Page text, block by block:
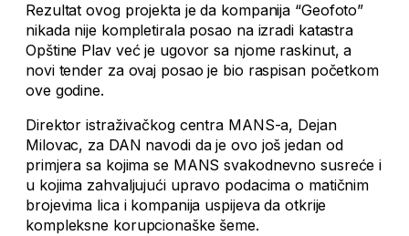
Rezultat ovog projekta je da kompanija “Geofoto”
nikada nije kompletirala posao na izradi katastra
Opštine Plav već je ugovor sa njome raskinut, a
novi tender za ovaj posao je bio raspisan početkom
ove godine.
Direktor istraživačkog centra MANS-a, Dejan
Milovac, za DAN navodi da je ovo još jedan od
primjera sa kojima se MANS svakodnevno susreće i
u kojima zahvaljujući upravo podacima o matičnim
brojevima lica i kompanija uspijeva da otkrije
kompleksne korupcionaške šeme.